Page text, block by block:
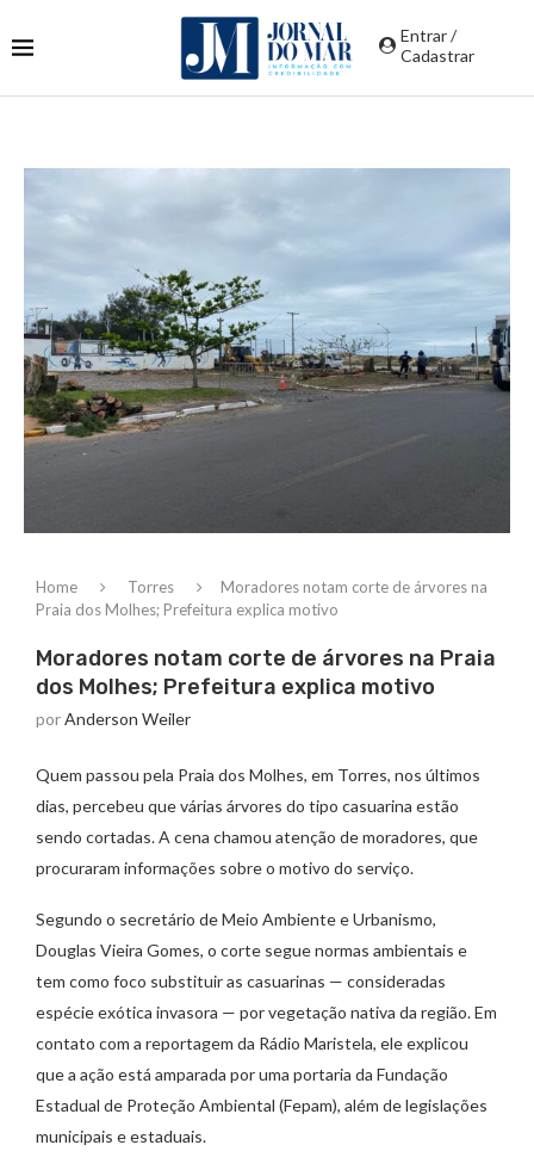
Entrar /
Cadastrar
Home Torres
Moradores notam corte de árvores na
Praia dos Molhes; Prefeitura explica motivo
Moradores notam corte de árvores na Praia
dos Molhes; Prefeitura explica motivo
porAnderson Weiler
Quem passou pela Praia dos Molhes, em Torres, nos últimos
dias, percebeu que várias árvores do tipo casuarina estão
sendo cortadas. A cena chamou atenção de moradores, que
procuraram informações sobre o motivo do serviço.
Segundo o secretário de Meio Ambiente e Urbanismo,
Douglas Vieira Gomes, o corte segue normas ambientais e
tem como foco substituir as casuarinas — consideradas
espécie exótica invasora — por vegetação nativa da região. Em
contato com a reportagem da Rádio Maristela, ele explicou
que a ação está amparada por uma portaria da Fundação
Estadual de Proteção Ambiental (Fepam), além de legislações
municipais e estaduais.